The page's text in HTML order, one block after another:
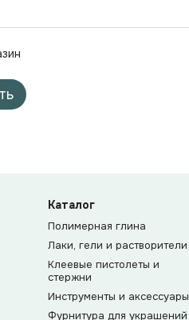
Каталог
Полимерная глина
Лаки, гели и растворители
Клеевые пистолеты и
стержни
Инструменты и аксессуары
Фурнитура для украшений